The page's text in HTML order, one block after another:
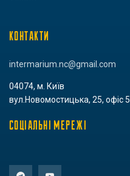
КОНТАКТИ
intermarium.nc@gmail.com
04074, м. Київ
вул.Новомостицька, 25, офіс 5
СОЦІАЛЬНІ МЕРЕЖІ